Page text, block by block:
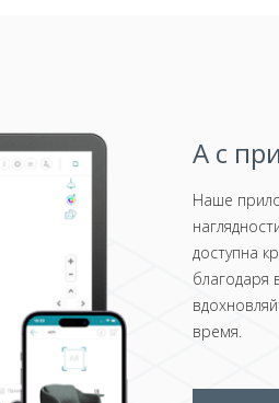
А с
Наше
доступна
благодаря
время.